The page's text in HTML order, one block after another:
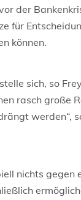
der
für
können.
sich, so
rasch große
werden“,
nichts